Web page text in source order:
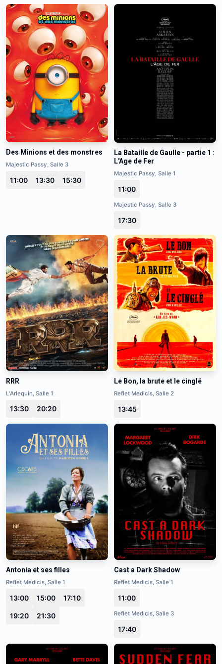
Des Minions et des monstres
Majestic Passy, Salle 3
11:00 13:30 15:30
La Bataille de Gaulle - partie 1 :
L'Age de Fer
Majestic Passy, Salle 1
11:00
Majestic Passy, Salle 3
17:30
RRR
L'Arlequin, Salle 1
13:30 20:20
Le Bon, la brute et le cinglé
Reflet Medicis, Salle 2
13:45
Antonia et ses filles
Reflet Medicis, Salle 1
13:00 15:00 17:10
19:20 21:30
Cast a Dark Shadow
Reflet Medicis, Salle 1
11:00
Reflet Medicis, Salle 3
17:40